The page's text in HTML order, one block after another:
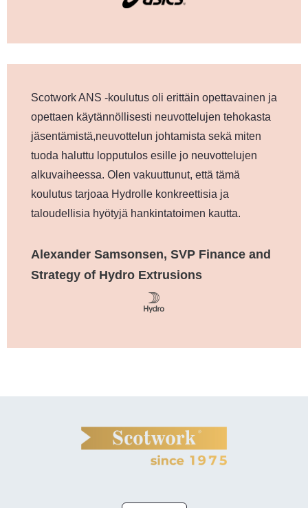
Scotwork ANS -koulutus oli erittäin opettavainen ja
opettaen käytännöllisesti neuvottelujen tehokasta
jäsentämistä,neuvottelun johtamista sekä miten
tuoda haluttu lopputulos esille jo neuvottelujen
alkuvaiheessa. Olen vakuuttunut, että tämä
koulutus tarjoaa Hydrolle konkreettisia ja
taloudellisia hyötyjä hankintatoimen kautta.
Alexander Samsonsen, SVP Finance and
Strategy of Hydro Extrusions